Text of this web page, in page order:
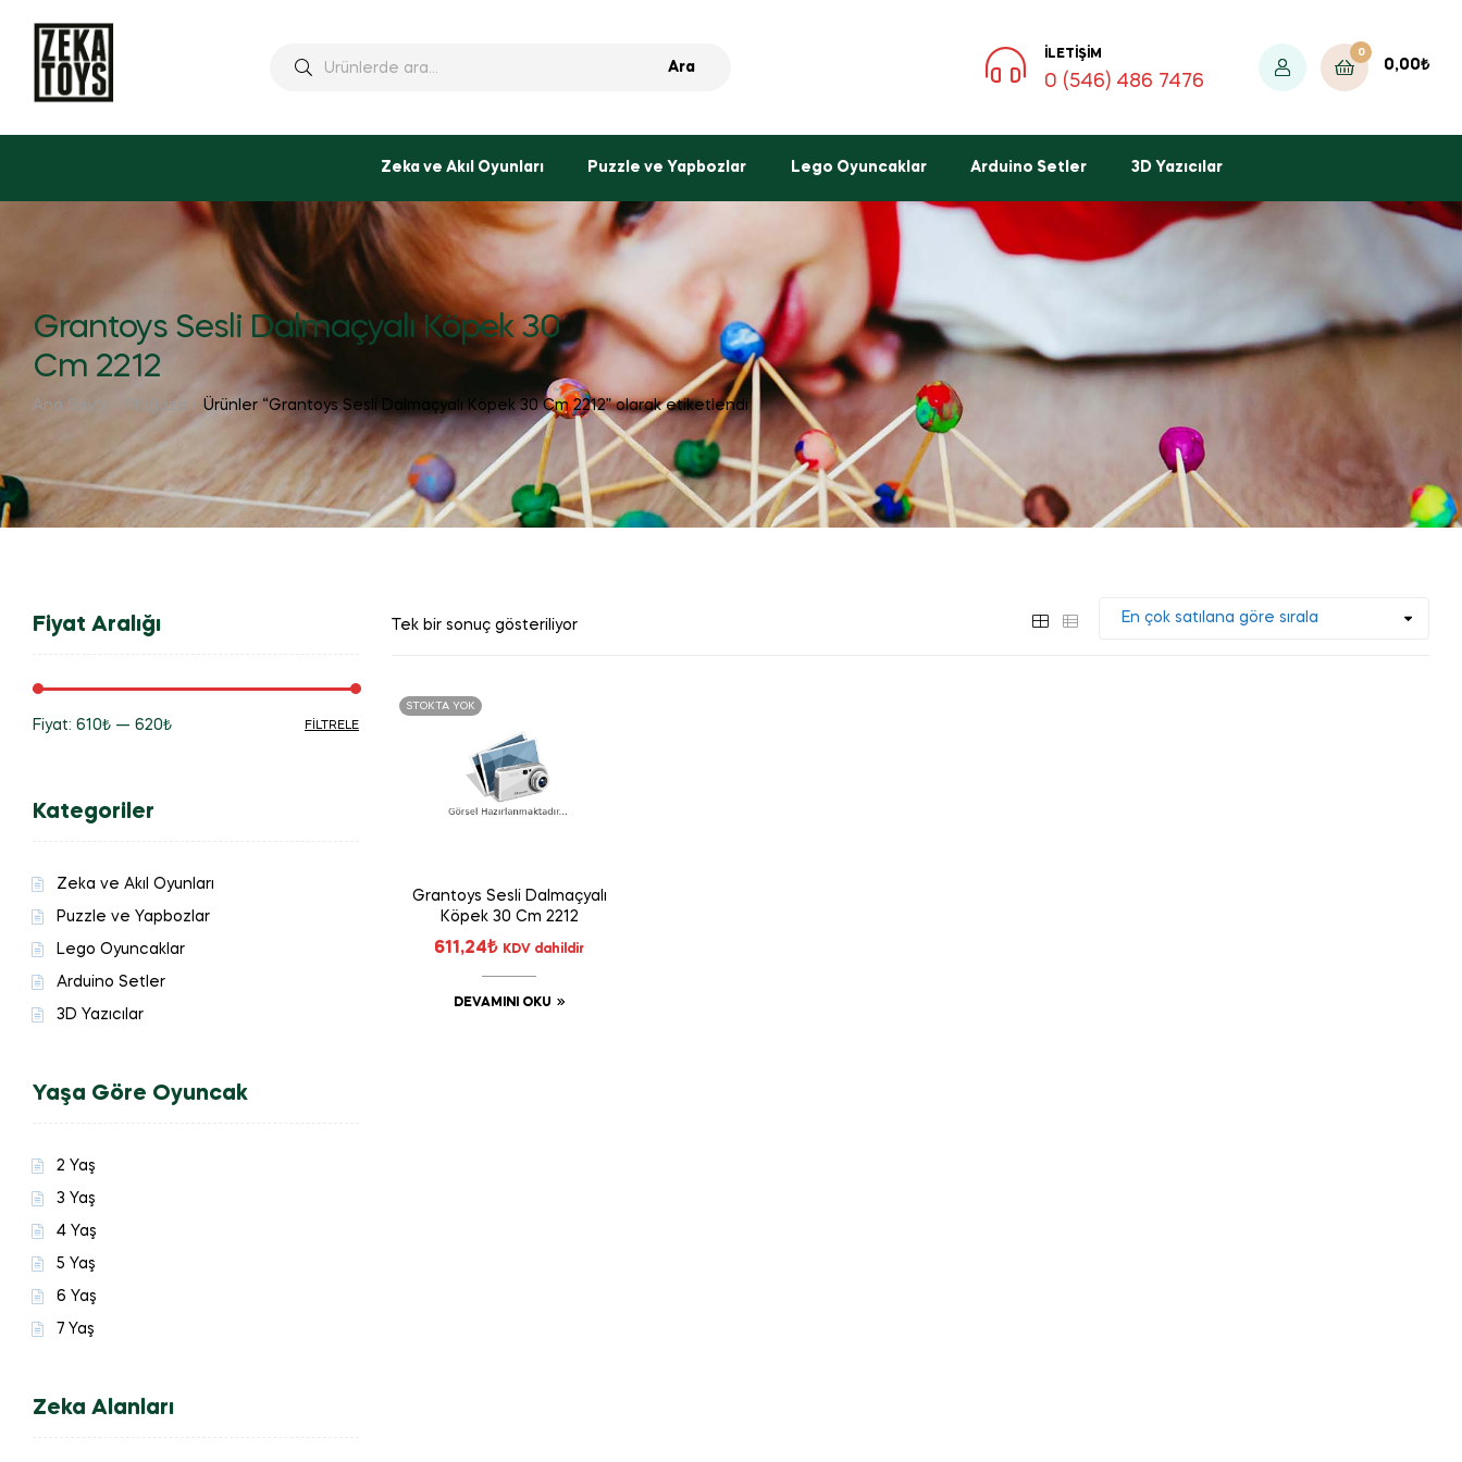
Ara
İLETIŞIM
0 (546) 486 7476
0
0,00₺
Zeka ve Akıl Oyunları Puzzle ve Yapbozlar Lego Oyuncaklar Arduino Setler 3D Yazıcılar
Grantoys Sesli Dalmaçyalı Köpek 30
Cm 2212
Ana Sayfa Mağaza Ürünler “Grantoys Sesli Dalmaçyalı Köpek 30 Cm 2212” olarak etiketlendi
Tek bir sonuç gösteriliyor
STOKTA YOK
Grantoys Sesli Dalmaçyalı
Köpek 30 Cm 2212
611,24₺ KDV dahildir
DEVAMINI OKU
Fiyat Aralığı
FILTRELE
Fiyat: 610₺ — 620₺
Kategoriler
Zeka ve Akıl Oyunları
Puzzle ve Yapbozlar
Lego Oyuncaklar
Arduino Setler
3D Yazıcılar
Yaşa Göre Oyuncak
2 Yaş
3 Yaş
4 Yaş
5 Yaş
6 Yaş
7 Yaş
Zeka Alanları